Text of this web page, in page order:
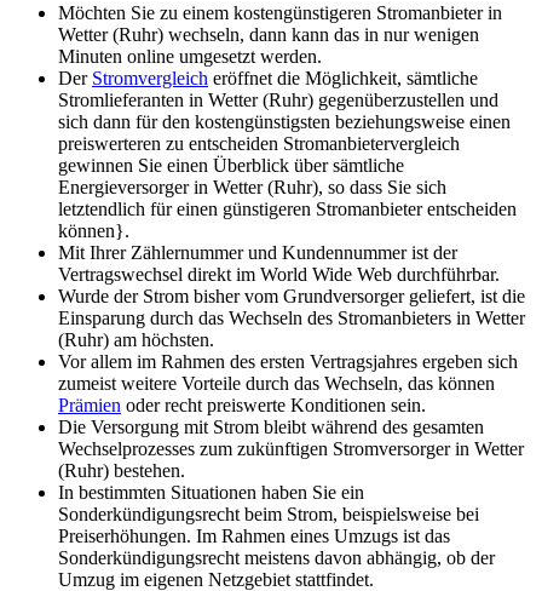
Möchten Sie zu einem kostengünstigeren Stromanbieter in
Wetter (Ruhr) wechseln, dann kann das in nur wenigen
Minuten online umgesetzt werden.
Der Stromvergleich eröffnet die Möglichkeit, sämtliche
Stromlieferanten in Wetter (Ruhr) gegenüberzustellen und
sich dann für den kostengünstigsten beziehungsweise einen
preiswerteren zu entscheiden Stromanbietervergleich
gewinnen Sie einen Überblick über sämtliche
Energieversorger in Wetter (Ruhr), so dass Sie sich
letztendlich für einen günstigeren Stromanbieter entscheiden
können}.
Mit Ihrer Zählernummer und Kundennummer ist der
Vertragswechsel direkt im World Wide Web durchführbar.
Wurde der Strom bisher vom Grundversorger geliefert, ist die
Einsparung durch das Wechseln des Stromanbieters in Wetter
(Ruhr) am höchsten.
Vor allem im Rahmen des ersten Vertragsjahres ergeben sich
zumeist weitere Vorteile durch das Wechseln, das können
Prämien oder recht preiswerte Konditionen sein.
Die Versorgung mit Strom bleibt während des gesamten
Wechselprozesses zum zukünftigen Stromversorger in Wetter
(Ruhr) bestehen.
In bestimmten Situationen haben Sie ein
Sonderkündigungsrecht beim Strom, beispielsweise bei
Preiserhöhungen. Im Rahmen eines Umzugs ist das
Sonderkündigungsrecht meistens davon abhängig, ob der
Umzug im eigenen Netzgebiet stattfindet.